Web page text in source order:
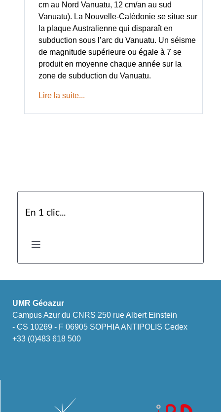
cm au Nord Vanuatu, 12 cm/an au sud
Vanuatu). La Nouvelle-Calédonie se situe sur
la plaque Australienne qui disparaît en
subduction sous l’arc du Vanuatu. Un séisme
de magnitude supérieure ou égale à 7 se
produit en moyenne chaque année sur la
zone de subduction du Vanuatu.
Lire la suite...
En 1 clic...
UMR Géoazur
Campus Azur du CNRS 250 rue Albert Einstein
- CS 10269 - F 06905 SOPHIA ANTIPOLIS Cedex
+33 (0)483 618 500